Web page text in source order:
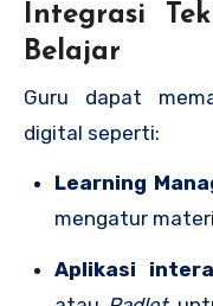
Integrasi
Belajar
Guru dapat
digital seperti:
Learning
mengatur
Aplikasi